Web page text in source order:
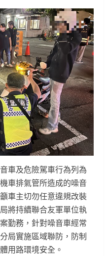
車及危險駕車行為列為
車排氣管所造成的噪音
車主切勿任意違規改裝
將持續聯合友軍單位執
勤務，針對噪音車經常
局實施區域聯防，防制
用路環境安全。